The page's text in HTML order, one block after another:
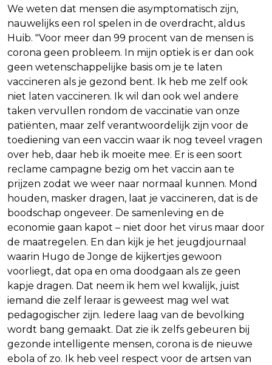
We weten dat mensen die asymptomatisch zijn,
nauwelijks een rol spelen in de overdracht, aldus
Huib. "Voor meer dan 99 procent van de mensen is
corona geen probleem. In mijn optiek is er dan ook
geen wetenschappelijke basis om je te laten
vaccineren als je gezond bent. Ik heb me zelf ook
niet laten vaccineren. Ik wil dan ook wel andere
taken vervullen rondom de vaccinatie van onze
patiënten, maar zelf verantwoordelijk zijn voor de
toediening van een vaccin waar ik nog teveel vragen
over heb, daar heb ik moeite mee. Er is een soort
reclame campagne bezig om het vaccin aan te
prijzen zodat we weer naar normaal kunnen. Mond
houden, masker dragen, laat je vaccineren, dat is de
boodschap ongeveer. De samenleving en de
economie gaan kapot – niet door het virus maar door
de maatregelen. En dan kijk je het jeugdjournaal
waarin Hugo de Jonge de kijkertjes gewoon
voorliegt, dat opa en oma doodgaan als ze geen
kapje dragen. Dat neem ik hem wel kwalijk, juist
iemand die zelf leraar is geweest mag wel wat
pedagogischer zijn. Iedere laag van de bevolking
wordt bang gemaakt. Dat zie ik zelfs gebeuren bij
gezonde intelligente mensen, corona is de nieuwe
ebola of zo. Ik heb veel respect voor de artsen van